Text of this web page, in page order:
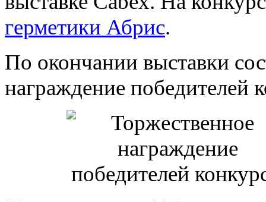
герметики Абрис.
По окончании выставки
награждение победителей